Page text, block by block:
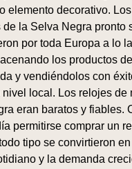
elemento decorativo.
de la Selva Negra pronto
por toda Europa a lo
los productos
y vendiéndolos con
nivel local. Los relojes de
eran baratos y fiables.
permitirse comprar un
tipo se convirtieron
y la demanda